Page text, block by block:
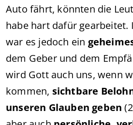
Auto fährt, könnten die
habe hart dafür gearbeitet.
war es jedoch ein
dem Geber und dem
wird Gott auch uns, wenn
kommen, sichtbare
unseren Glauben geben